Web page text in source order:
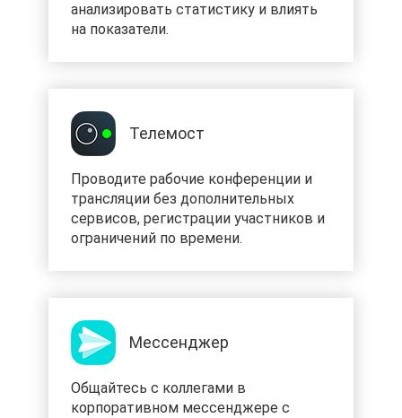
анализировать статистику и влиять
на показатели.
Телемост
Проводите рабочие конференции и
трансляции без дополнительных
сервисов, регистрации участников и
ограничений по времени.
Мессенджер
Общайтесь с коллегами в
корпоративном мессенджере с